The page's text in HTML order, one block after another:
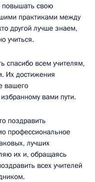
повышать свою
практиками между
другой лучше знаем,
учиться.
спасибо всем учителям,
Их достижения
вашего
вами пути.
поздравить
профессиональное
лучших
их и, обращаясь
всех учителей